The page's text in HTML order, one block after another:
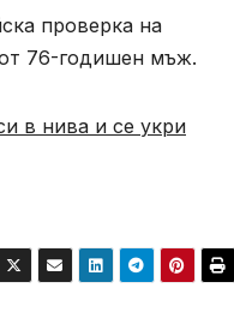
проверка на
76-годишен мъж.
в нива и се укри